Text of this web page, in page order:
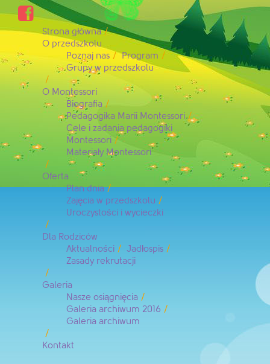

Strona główna
O przedszkolu
Poznaj nas
Program
Grupy w przedszkolu
O Montessori
Biografia
Pedagogika Marii Montessori
Cele i zadania pedagogiki
Montessori
Materiały Montessori
Oferta
Plan dnia
Zajęcia w przedszkolu
Uroczystości i wycieczki
Dla Rodziców
Aktualności
Jadłospis
Zasady rekrutacji
Galeria
Nasze osiągnięcia
Galeria archiwum 2016
Galeria archiwum
Kontakt